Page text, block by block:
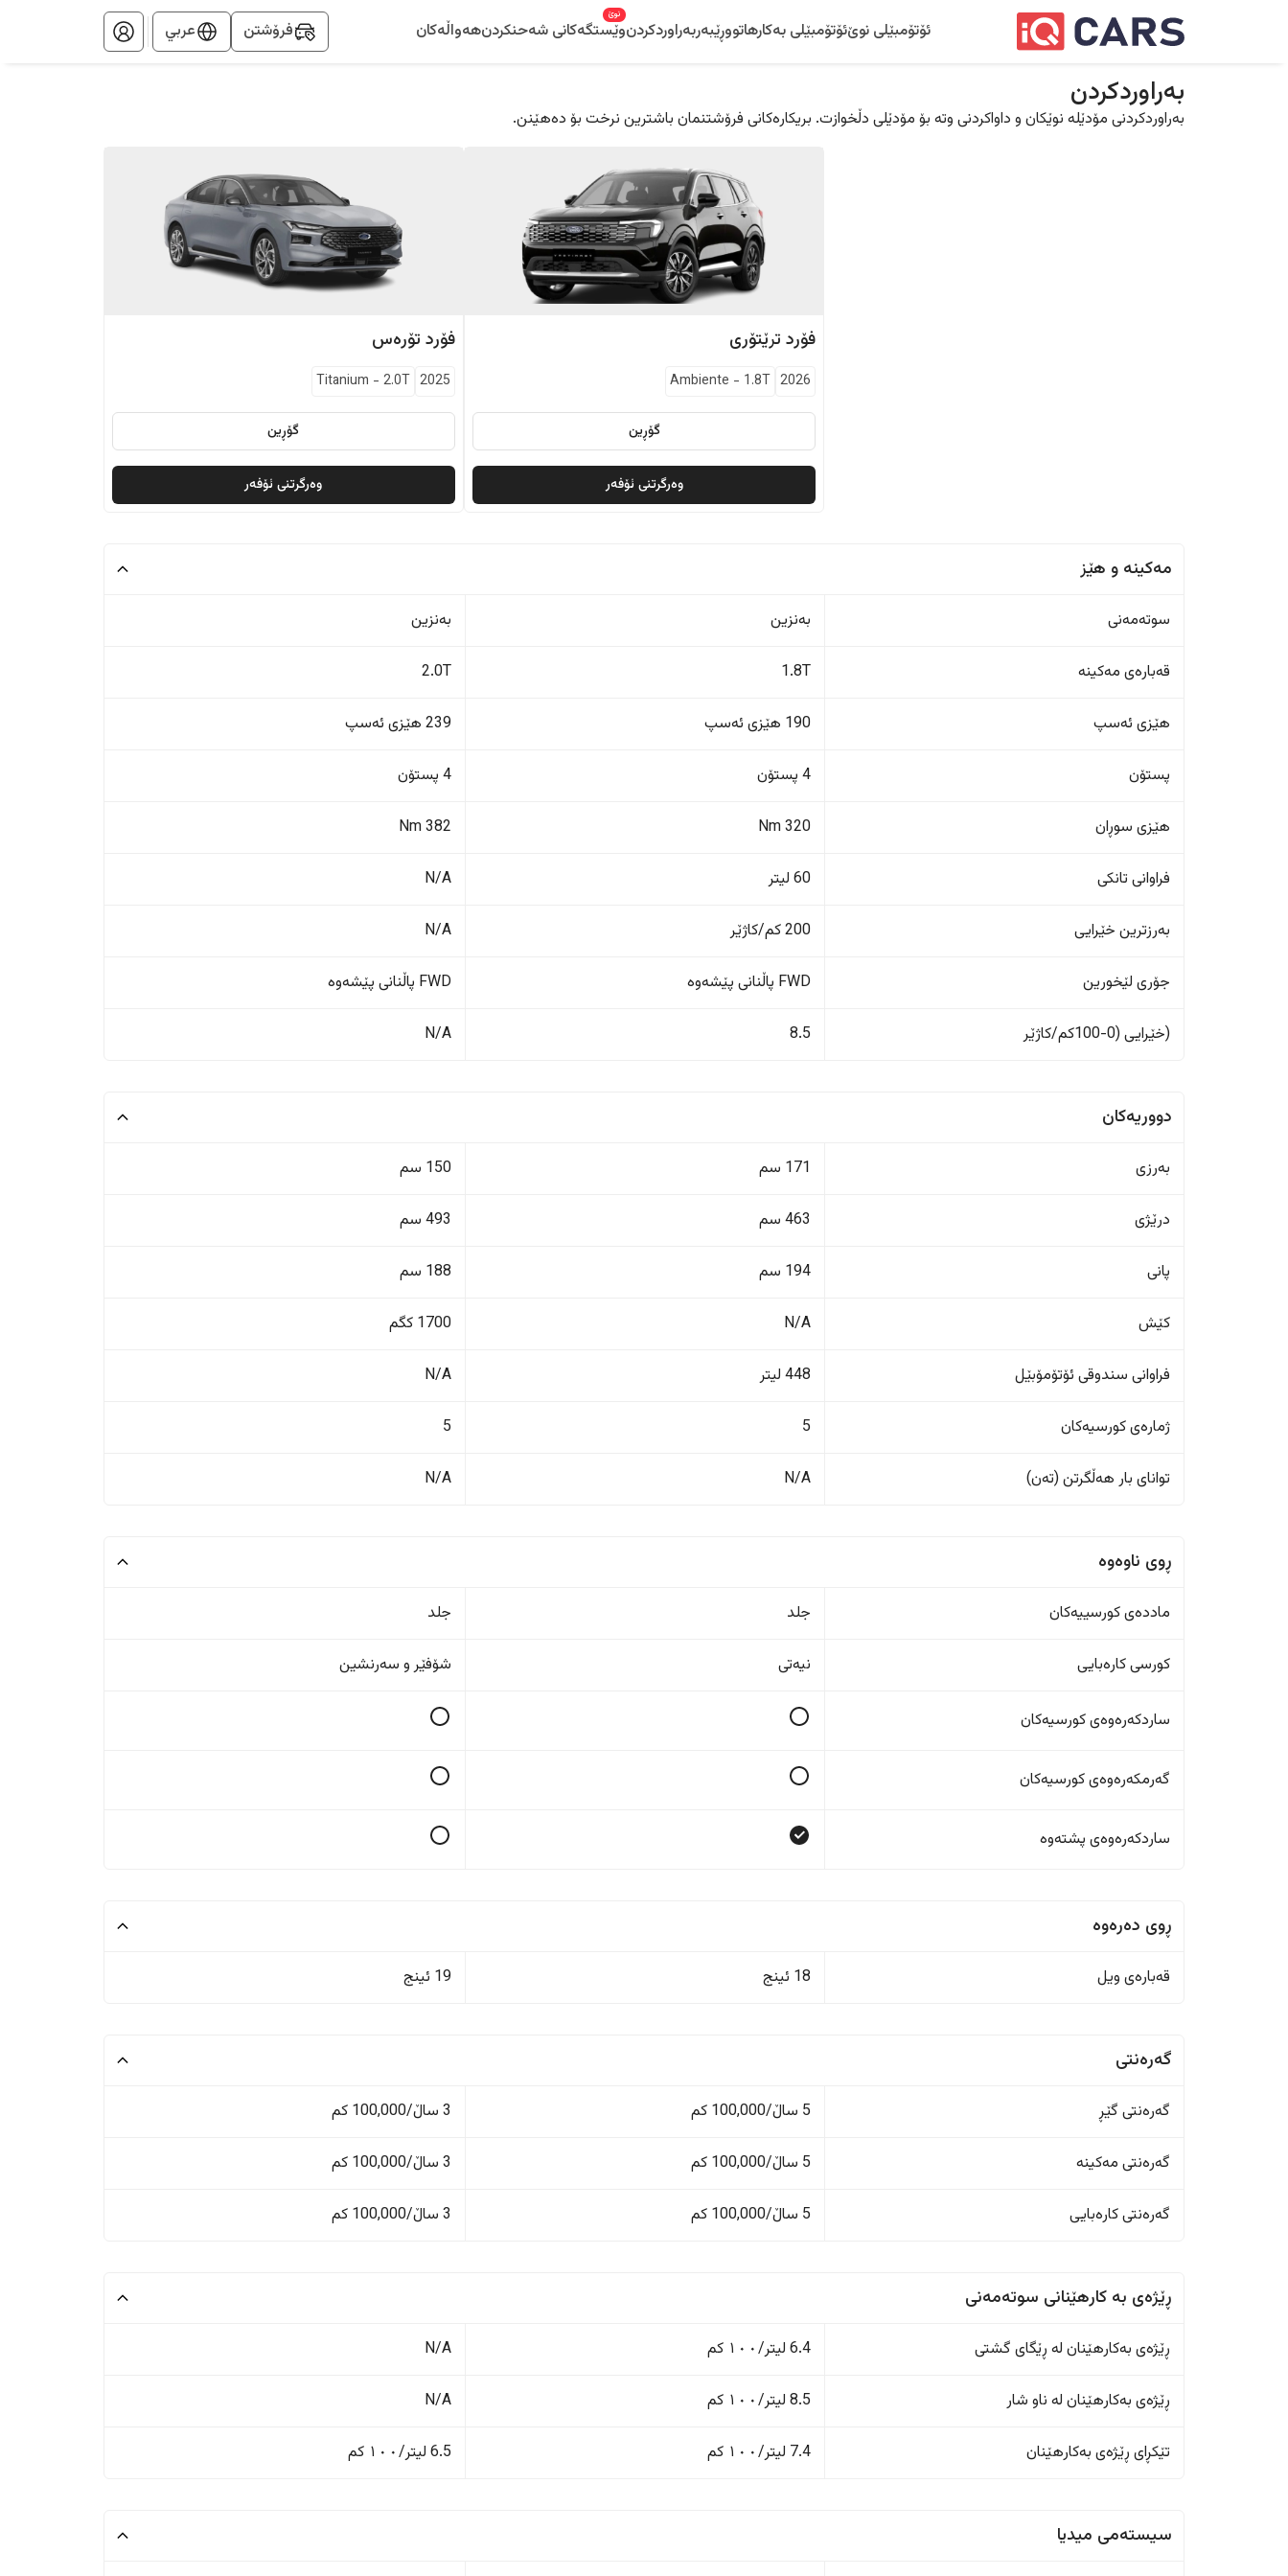
ئۆتۆمبێلی نوێئۆتۆمبێلی بەکارهاتووڕێبەربەراوردکردنوێستگەکانی شەحنکردن
نوێ
هەواڵەکان فرۆشتن عربي
بەراوردکردن
بەراوردکردنی مۆدێلە نوێکان و داواکردنی وتە بۆ مۆدێلی دڵخوازت. بریکارەکانی فرۆشتنمان باشترین نرخت بۆ دەهێنن.
فۆرد ترێتۆری
2026
Ambiente - 1.8T
گۆڕین
وەرگرتنی ئۆفەر
فۆرد تۆرەس
2025
Titanium - 2.0T
گۆڕین
وەرگرتنی ئۆفەر
مەکینە و هێز
سوتەمەنی بەنزین بەنزین
قەبارەی مەکینە 1.8T
2.0T
هێزی ئەسپ 190 هێزی ئەسپ 239 هێزی ئەسپ
پستۆن 4 پستۆن 4 پستۆن
هێزی سوڕان 320 Nm
382 Nm
فراوانی تانکی 60 لیتر N/A
بەرزترین خێرایی 200 کم/کاژێر N/A
جۆری لێخورین FWD پاڵنانی پێشەوە FWD پاڵنانی پێشەوە
(خێرایی (0-100کم/کاژێر 8.5
N/A
دووریەکان
بەرزی 171 سم 150 سم
درێژی 463 سم 493 سم
پانی 194 سم 188 سم
کێش N/A 1700 کگم
فراوانی سندوقی ئۆتۆمۆبێل 448 لیتر N/A
ژمارەی کورسیەکان 5
5
تواناى بار هەڵگرتن (تەن) N/A
N/A
ڕوی ناوەوە
ماددەی کورسییەکان جلد جلد
کورسی کارەبایی نیەتی شۆفێر و سەرنشین
ساردکەرەوەی کورسیەکان
گەرمکەرەوەی کورسیەکان
ساردکەرەوەی پشتەوە
ڕوی دەرەوە
قەبارەی ویل 18 ئینج 19 ئینج
گەرەنتی
گەرەنتی گێڕ 5 ساڵ/100,000 کم 3 ساڵ/100,000 کم
گەرەنتی مەکینە 5 ساڵ/100,000 کم 3 ساڵ/100,000 کم
گەرەنتی کارەبایی 5 ساڵ/100,000 کم 3 ساڵ/100,000 کم
ڕێژەى به کارهێنانی سوتەمەنی
ڕێژەى بەکارهێنان له ڕێگای گشتی 6.4 لیتر/١٠٠ کم N/A
ڕێژەى بەکارهێنان له ناو شار 8.5 لیتر/١٠٠ کم N/A
تێکڕای ڕێژەى بەکارهێنان 7.4 لیتر/١٠٠ کم 6.5 لیتر/١٠٠ کم
سیستەمی میدیا